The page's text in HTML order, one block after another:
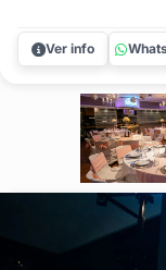
propone un
jóvenes y el
sea el gran...
Ver info